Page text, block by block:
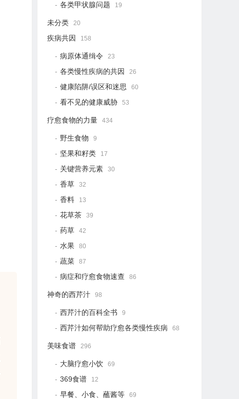
各类甲状腺问题 19
未分类 20
疾病共因 158
病原体通缉令 23
各类慢性疾病的共因 26
健康陷阱/误区和迷思 60
看不见的健康威胁 53
疗愈食物的力量 434
野生食物 9
坚果和籽类 17
关键营养元素 30
香草 32
香料 13
花草茶 39
药草 42
水果 80
蔬菜 87
病症和疗愈食物速查 86
神奇的西芹汁 98
西芹汁的百科全书 9
西芹汁如何帮助疗愈各类慢性疾病 68
美味食谱 296
大脑疗愈小饮 69
369食谱 12
早餐、小食、蘸酱等 69